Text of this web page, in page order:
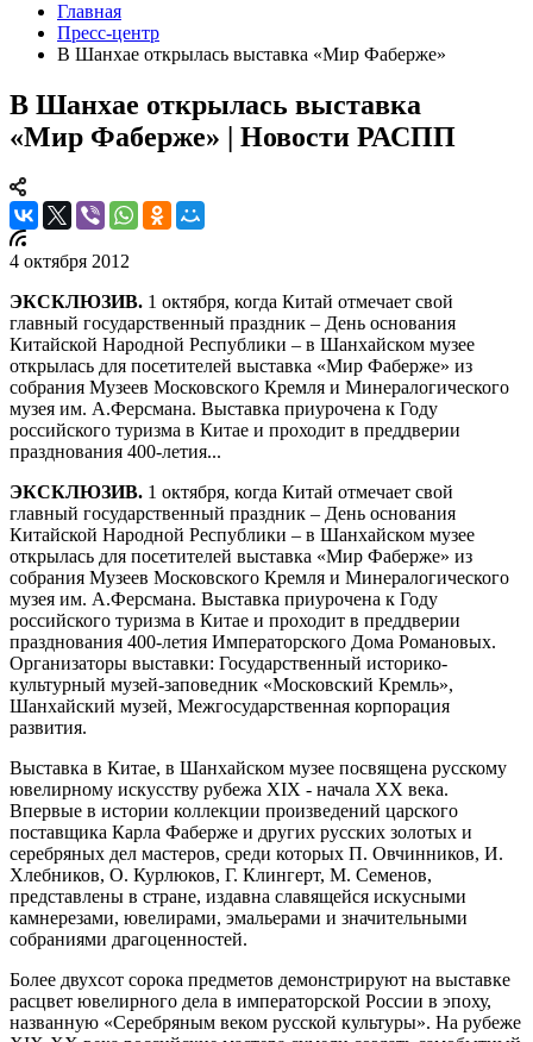
Главная
Пресс-центр
В Шанхае открылась выставка «Мир Фаберже»
В Шанхае открылась выставка
«Мир Фаберже» | Новости РАСПП
4 октября 2012
ЭКСКЛЮЗИВ. 1 октября, когда Китай отмечает свой
главный государственный праздник – День основания
Китайской Народной Республики – в Шанхайском музее
открылась для посетителей выставка «Мир Фаберже» из
собрания Музеев Московского Кремля и Минералогического
музея им. А.Ферсмана. Выставка приурочена к Году
российского туризма в Китае и проходит в преддверии
празднования 400-летия...
ЭКСКЛЮЗИВ. 1 октября, когда Китай отмечает свой
главный государственный праздник – День основания
Китайской Народной Республики – в Шанхайском музее
открылась для посетителей выставка «Мир Фаберже» из
собрания Музеев Московского Кремля и Минералогического
музея им. А.Ферсмана. Выставка приурочена к Году
российского туризма в Китае и проходит в преддверии
празднования 400-летия Императорского Дома Романовых.
Организаторы выставки: Государственный историко-
культурный музей-заповедник «Московский Кремль»,
Шанхайский музей, Межгосударственная корпорация
развития.
Выставка в Китае, в Шанхайском музее посвящена русскому
ювелирному искусству рубежа XIX - начала XX века.
Впервые в истории коллекции произведений царского
поставщика Карла Фаберже и других русских золотых и
серебряных дел мастеров, среди которых П. Овчинников, И.
Хлебников, О. Курлюков, Г. Клингерт, М. Семенов,
представлены в стране, издавна славящейся искусными
камнерезами, ювелирами, эмальерами и значительными
собраниями драгоценностей.
Более двухсот сорока предметов демонстрируют на выставке
расцвет ювелирного дела в императорской России в эпоху,
названную «Серебряным веком русской культуры». На рубеже